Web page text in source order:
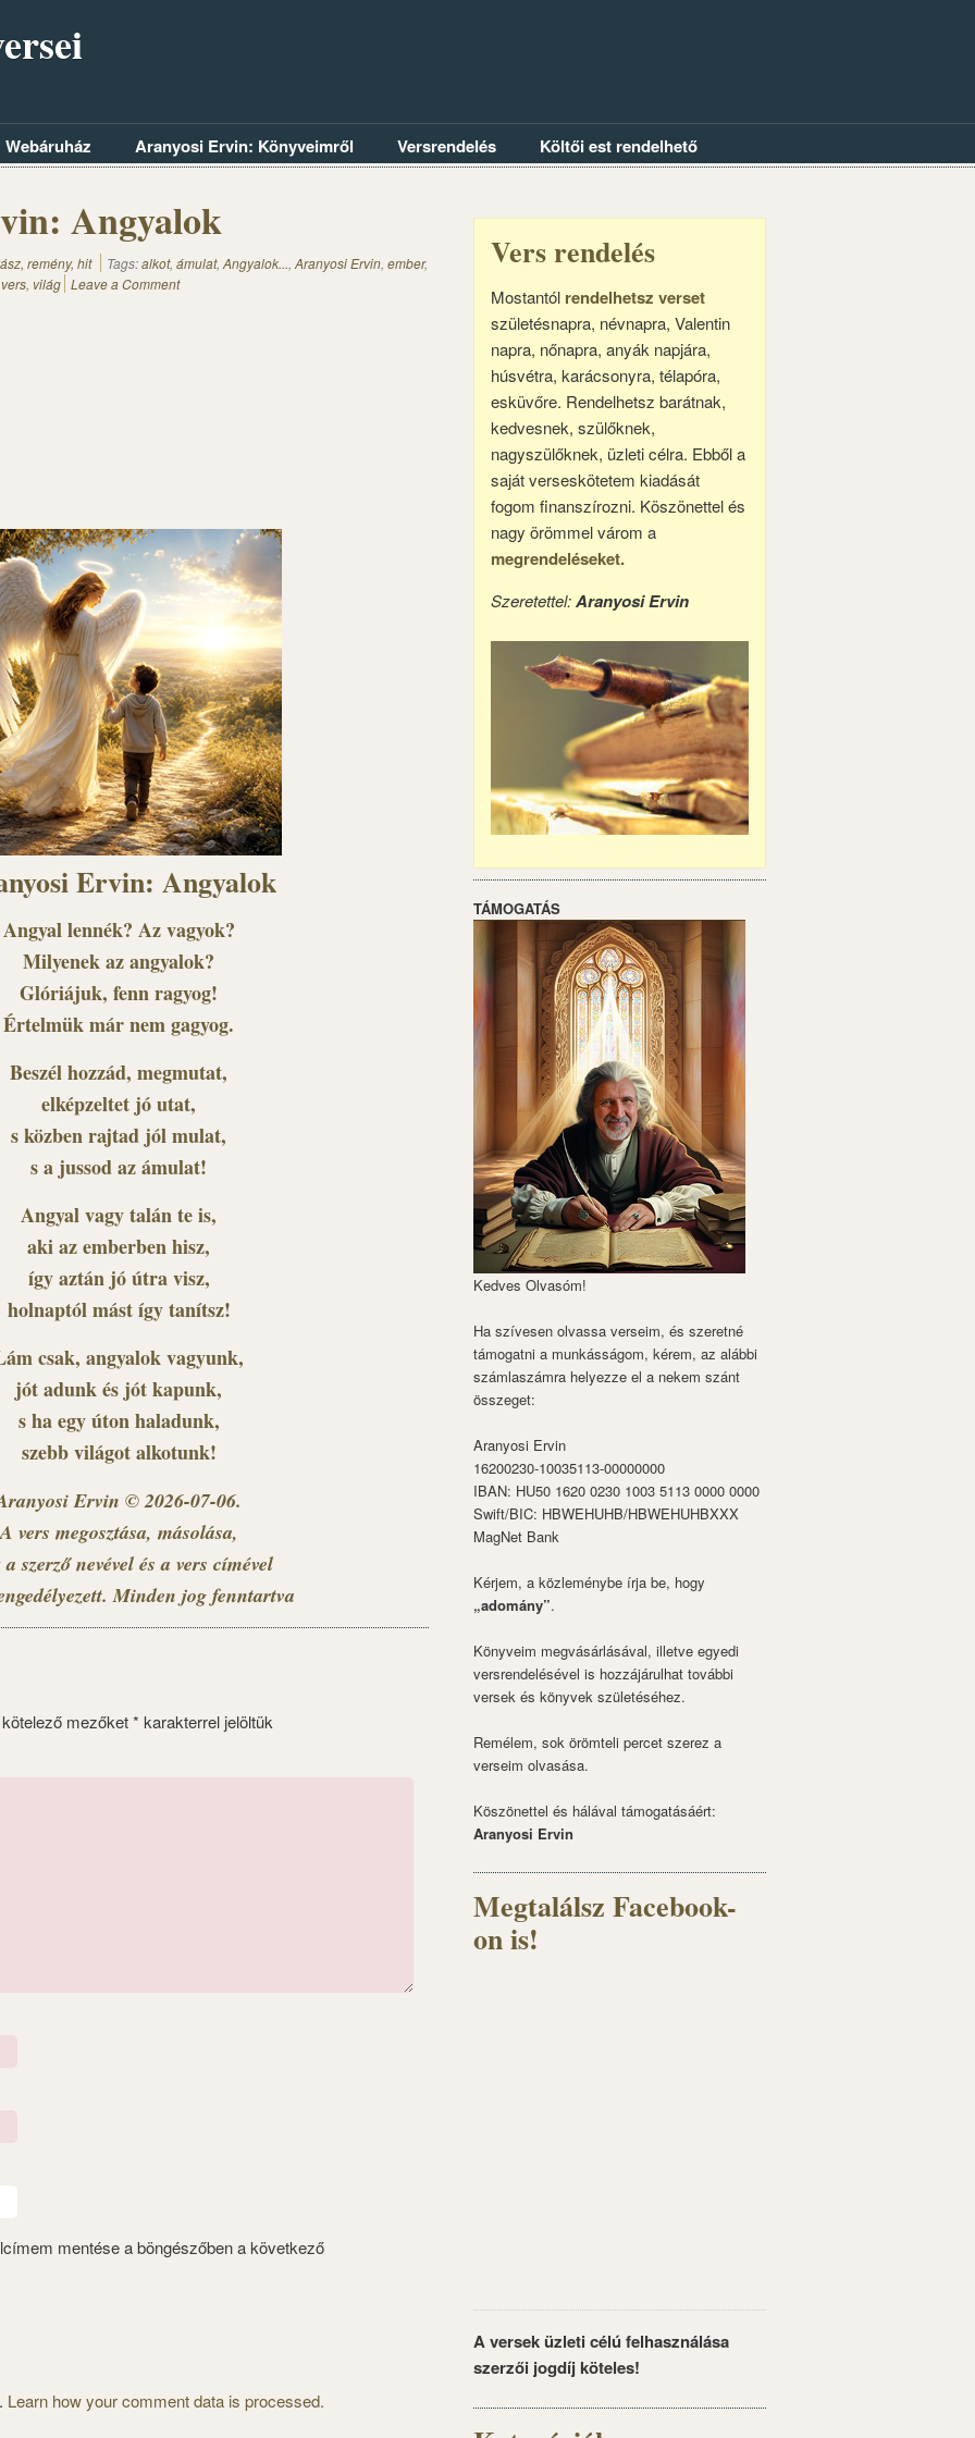
Webáruház Aranyosi Ervin: Könyveimről Versrendelés Költői est rendelhető
Angyalok
remény, hit Tags:alkot, ámulat, Angyalok..., Aranyosi Ervin, ember,
vers, világ Leave a Comment
Ervin: Angyalok
Angyal lennék? Az vagyok?
Milyenek az angyalok?
Glóriájuk, fenn ragyog!
Értelmük már nem gagyog.
Beszél hozzád, megmutat,
elképzeltet jó utat,
s közben rajtad jól mulat,
s a jussod az ámulat!
Angyal vagy talán te is,
aki az emberben hisz,
így aztán jó útra visz,
holnaptól mást így tanítsz!
csak, angyalok vagyunk,
jót adunk és jót kapunk,
s ha egy úton haladunk,
szebb világot alkotunk!
Ervin © 2026-07-06.
A vers megosztása, másolása,
szerző nevével és a vers címével
Minden jog fenntartva
mezőket* karakterrel jelöltük
mentése a böngészőben a következő
Learn how your comment data is processed.
Vers rendelés
Mostantól rendelhetsz verset
születésnapra, névnapra, Valentin
napra, nőnapra, anyák napjára,
húsvétra, karácsonyra, télapóra,
esküvőre. Rendelhetsz barátnak,
kedvesnek, szülőknek,
nagyszülőknek, üzleti célra. Ebből a
saját verseskötetem kiadását
fogom finanszírozni. Köszönettel és
nagy örömmel várom a
megrendeléseket.
Szeretettel:Aranyosi Ervin
TÁMOGATÁS
Kedves Olvasóm!
Ha szívesen olvassa verseim, és szeretné
támogatni a munkásságom, kérem, az alábbi
számlaszámra helyezze el a nekem szánt
összeget:
Aranyosi Ervin
16200230-10035113-00000000
IBAN: HU50 1620 0230 1003 5113 0000 0000
Swift/BIC: HBWEHUHB/HBWEHUHBXXX
MagNet Bank
Kérjem, a közleménybe írja be, hogy
„adomány”.
Könyveim megvásárlásával, illetve egyedi
versrendelésével is hozzájárulhat további
versek és könyvek születéséhez.
Remélem, sok örömteli percet szerez a
verseim olvasása.
Köszönettel és hálával támogatásáért:
Aranyosi Ervin
Megtalálsz Facebook-
on is!
A versek üzleti célú felhasználása
szerzői jogdíj köteles!